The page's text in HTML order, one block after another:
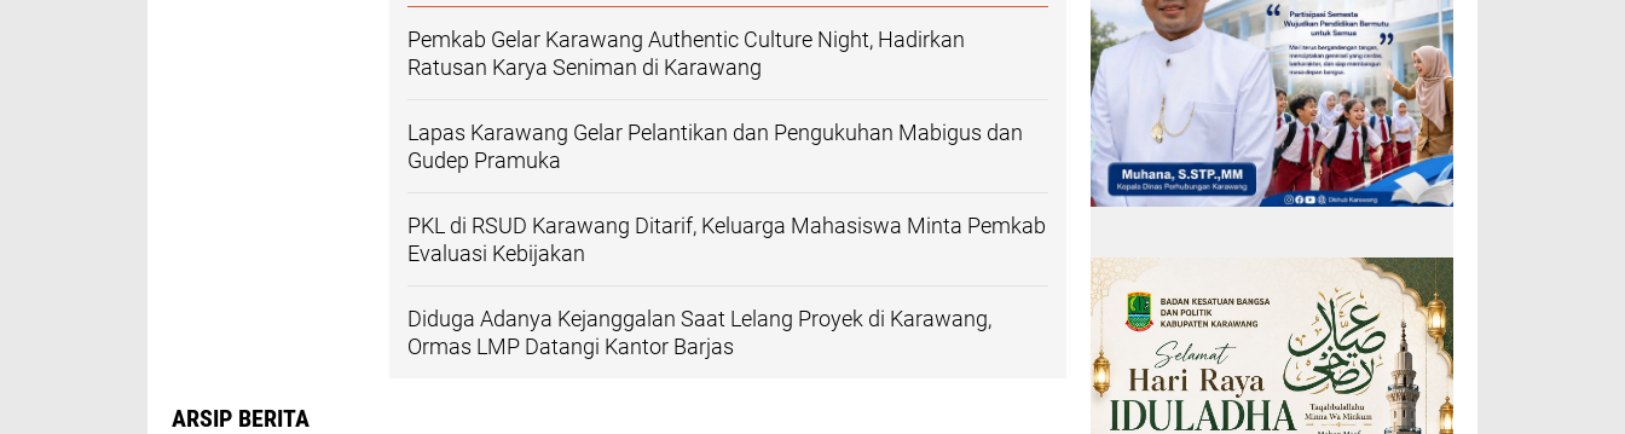
Pemkab Gelar Karawang Authentic Culture Night, Hadirkan
Ratusan Karya Seniman di Karawang
Lapas Karawang Gelar Pelantikan dan Pengukuhan Mabigus dan
Gudep Pramuka
PKL di RSUD Karawang Ditarif, Keluarga Mahasiswa Minta Pemkab
Evaluasi Kebijakan
Diduga Adanya Kejanggalan Saat Lelang Proyek di Karawang,
Ormas LMP Datangi Kantor Barjas
ARSIP BERITA